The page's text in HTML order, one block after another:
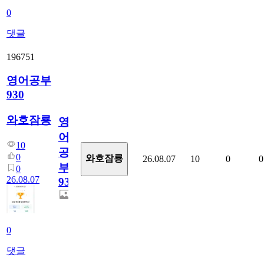
0
댓글
196751
영어공부
930
와호잠룡
10
0
0
26.08.07
0
댓글
영
어
공
부
930
와호잠룡 26.08.07 10 0 0